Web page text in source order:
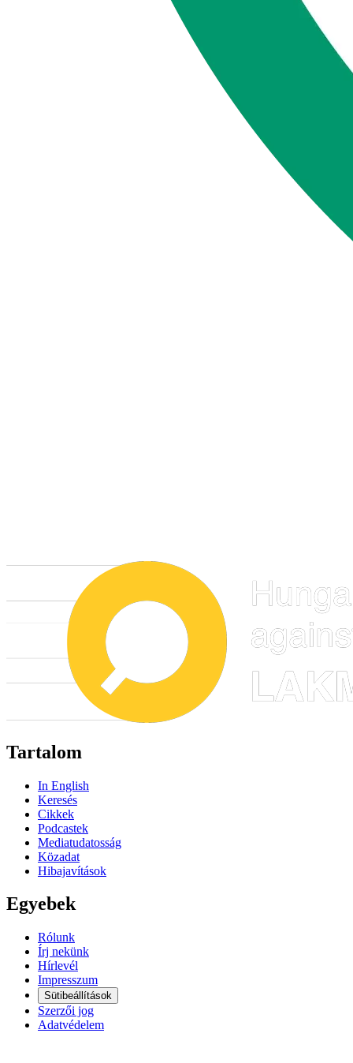
Tartalom
In English
Keresés
Cikkek
Podcastek
Mediatudatosság
Közadat
Hibajavítások
Egyebek
Rólunk
Írj nekünk
Hírlevél
Impresszum
Sütibeállítások
Szerzői jog
Adatvédelem